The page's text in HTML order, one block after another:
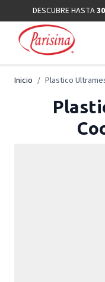
Ir al contenidoDESCUBRE HASTA
Inicio / Plastico